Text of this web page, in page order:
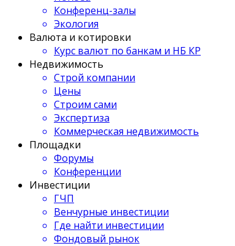
Конференц-залы
Экология
Валюта и котировки
Курс валют по банкам и НБ КР
Недвижимость
Строй компании
Цены
Строим сами
Экспертиза
Коммерческая недвижимость
Площадки
Форумы
Конференции
Инвестиции
ГЧП
Венчурные инвестиции
Где найти инвестиции
Фондовый рынок